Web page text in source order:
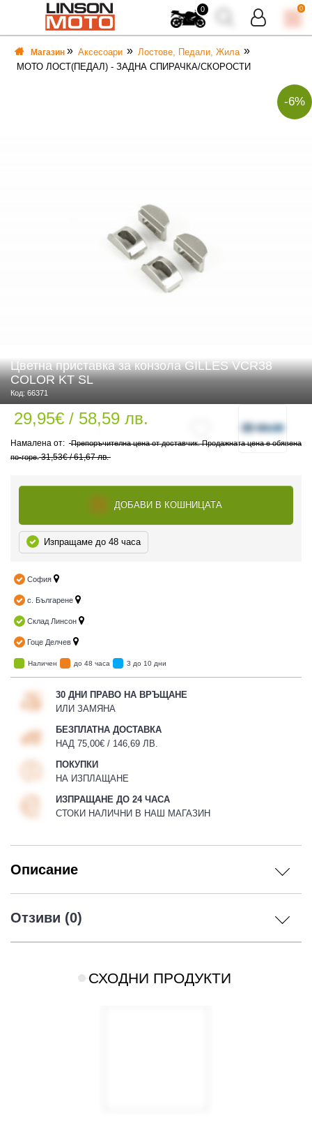
ЕКИПИРОВКА
0 0
Магазин Аксесоари
Лостове, Педали, Жила
МОТО ЛОСТ(ПЕДАЛ) - ЗАДНА СПИРАЧКА/СКОРОСТИ
-6%
Цветна приставка за конзола GILLES VCR38
COLOR KT SL
Код: 66371
29,95€ / 58,59 лв.
Препоръчителна цена от доставчик. Продажната цена е обявена
по-горе. 31,53€ / 61,67 лв.
ДОБАВИ В КОШНИЦАТА
Изпращаме до 48 часа
София
с. Българене
Склад Линсон
Гоце Делчев
Наличен до 48 часа 3 до 10 дни
30 ДНИ ПРАВО НА ВРЪЩАНЕ
ИЛИ ЗАМЯНА
БЕЗПЛАТНА ДОСТАВКА
НАД 75,00€ / 146,69 ЛВ.
ПОКУПКИ
НА ИЗПЛАЩАНЕ
ИЗПРАЩАНЕ ДО 24 ЧАСА
СТОКИ НАЛИЧНИ В НАШ МАГАЗИН
Описание
Отзиви (0)
СХОДНИ ПРОДУКТИ